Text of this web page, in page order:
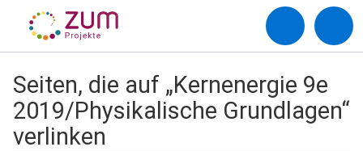
Seiten, die auf „Kernenergie 9e
2019/Physikalische Grundlagen“
verlinken